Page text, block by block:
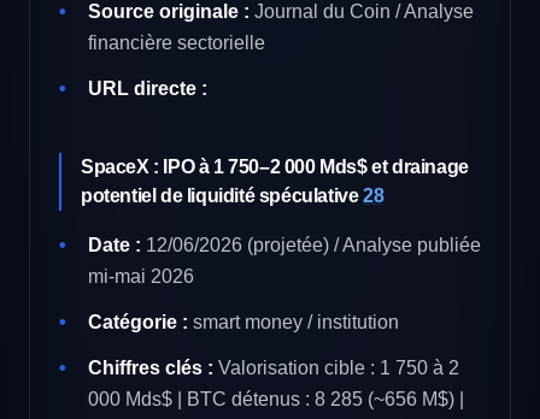
Source originale : Journal du Coin / Analyse
financière sectorielle
URL directe :
SpaceX : IPO à 1 750–2 000 Mds$ et drainage
potentiel de liquidité spéculative28
Date : 12/06/2026 (projetée) / Analyse publiée
mi-mai 2026
Catégorie : smart money / institution
Chiffres clés : Valorisation cible : 1 750 à 2
000 Mds$ | BTC détenus : 8 285 (~656 M$) |